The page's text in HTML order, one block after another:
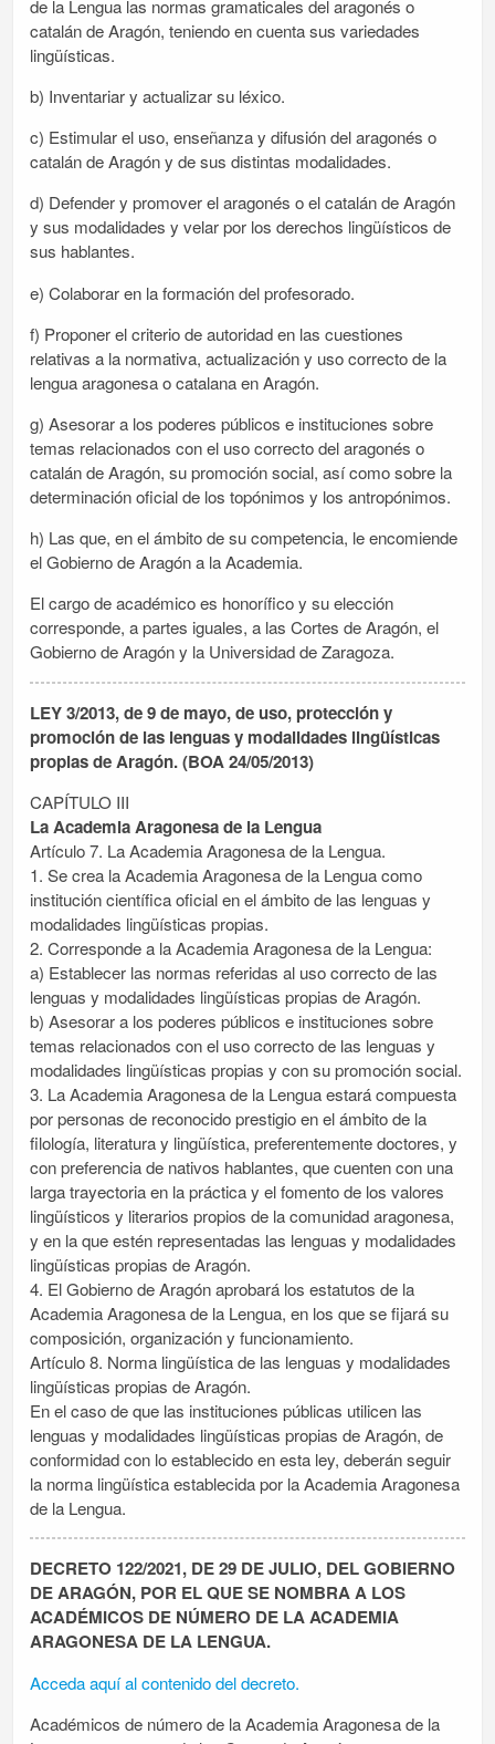
de la Lengua las normas gramaticales del aragonés o
catalán de Aragón, teniendo en cuenta sus variedades
lingüísticas.
b) Inventariar y actualizar su léxico.
c) Estimular el uso, enseñanza y difusión del aragonés o
catalán de Aragón y de sus distintas modalidades.
d) Defender y promover el aragonés o el catalán de Aragón
y sus modalidades y velar por los derechos lingüísticos de
sus hablantes.
e) Colaborar en la formación del profesorado.
f) Proponer el criterio de autoridad en las cuestiones
relativas a la normativa, actualización y uso correcto de la
lengua aragonesa o catalana en Aragón.
g) Asesorar a los poderes públicos e instituciones sobre
temas relacionados con el uso correcto del aragonés o
catalán de Aragón, su promoción social, así como sobre la
determinación oficial de los topónimos y los antropónimos.
h) Las que, en el ámbito de su competencia, le encomiende
el Gobierno de Aragón a la Academia.
El cargo de académico es honorífico y su elección
corresponde, a partes iguales, a las Cortes de Aragón, el
Gobierno de Aragón y la Universidad de Zaragoza.
LEY 3/2013, de 9 de mayo, de uso, protección y
promoción de las lenguas y modalidades lingüísticas
propias de Aragón. (BOA 24/05/2013)
CAPÍTULO III
La Academia Aragonesa de la Lengua
Artículo 7. La Academia Aragonesa de la Lengua.
1. Se crea la Academia Aragonesa de la Lengua como
institución científica oficial en el ámbito de las lenguas y
modalidades lingüísticas propias.
2. Corresponde a la Academia Aragonesa de la Lengua:
a) Establecer las normas referidas al uso correcto de las
lenguas y modalidades lingüísticas propias de Aragón.
b) Asesorar a los poderes públicos e instituciones sobre
temas relacionados con el uso correcto de las lenguas y
modalidades lingüísticas propias y con su promoción social.
3. La Academia Aragonesa de la Lengua estará compuesta
por personas de reconocido prestigio en el ámbito de la
filología, literatura y lingüística, preferentemente doctores, y
con preferencia de nativos hablantes, que cuenten con una
larga trayectoria en la práctica y el fomento de los valores
lingüísticos y literarios propios de la comunidad aragonesa,
y en la que estén representadas las lenguas y modalidades
lingüísticas propias de Aragón.
4. El Gobierno de Aragón aprobará los estatutos de la
Academia Aragonesa de la Lengua, en los que se fijará su
composición, organización y funcionamiento.
Artículo 8. Norma lingüística de las lenguas y modalidades
lingüísticas propias de Aragón.
En el caso de que las instituciones públicas utilicen las
lenguas y modalidades lingüísticas propias de Aragón, de
conformidad con lo establecido en esta ley, deberán seguir
la norma lingüística establecida por la Academia Aragonesa
de la Lengua.
DECRETO 122/2021, DE 29 DE JULIO, DEL GOBIERNO
DE ARAGÓN, POR EL QUE SE NOMBRA A LOS
ACADÉMICOS DE NÚMERO DE LA ACADEMIA
ARAGONESA DE LA LENGUA.
Acceda aquí al contenido del decreto.
Académicos de número de la Academia Aragonesa de la